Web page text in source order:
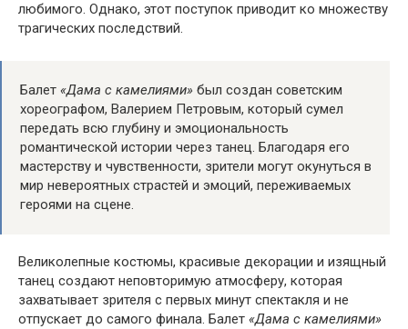
любимого. Однако, этот поступок приводит ко множеству
трагических последствий.
Балет «Дама с камелиями» был создан советским
хореографом, Валерием Петровым, который сумел
передать всю глубину и эмоциональность
романтической истории через танец. Благодаря его
мастерству и чувственности, зрители могут окунуться в
мир невероятных страстей и эмоций, переживаемых
героями на сцене.
Великолепные костюмы, красивые декорации и изящный
танец создают неповторимую атмосферу, которая
захватывает зрителя с первых минут спектакля и не
отпускает до самого финала. Балет «Дама с камелиями»